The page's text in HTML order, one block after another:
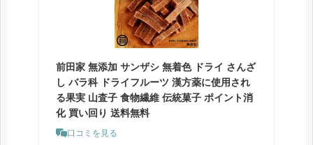
前田家 無添加 サンザシ 無着色 ドライ さんざ
し バラ科 ドライフルーツ 漢方薬に使用され
る果実 山査子 食物繊維 伝統菓子 ポイント消
化 買い回り 送料無料
口コミを見る